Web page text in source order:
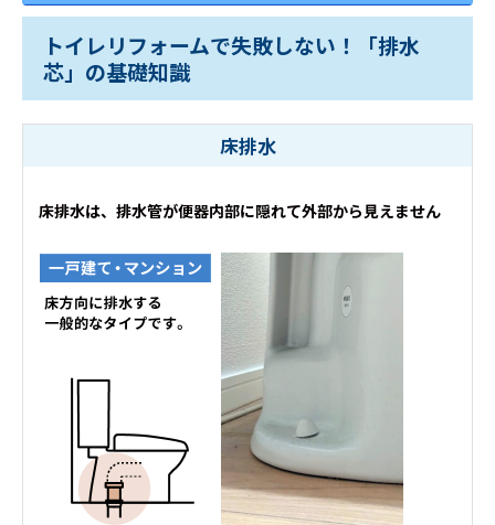
トイレリフォームで失敗しない！「排水
芯」の基礎知識
床排水
床排水は、排水管が便器内部に隠れて外部から見えません